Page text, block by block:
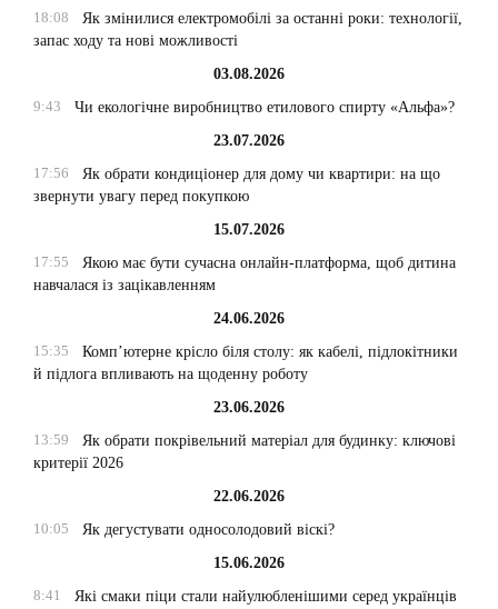
18:08
Як змінилися електромобілі за останні роки: технології,
запас ходу та нові можливості
03.08.2026
9:43
Чи екологічне виробництво етилового спирту «Альфа»?
23.07.2026
17:56
Як обрати кондиціонер для дому чи квартири: на що
звернути увагу перед покупкою
15.07.2026
17:55
Якою має бути сучасна онлайн-платформа, щоб дитина
навчалася із зацікавленням
24.06.2026
15:35
Комп’ютерне крісло біля столу: як кабелі, підлокітники
й підлога впливають на щоденну роботу
23.06.2026
13:59
Як обрати покрівельний матеріал для будинку: ключові
критерії 2026
22.06.2026
10:05
Як дегустувати односолодовий віскі?
15.06.2026
8:41
Які смаки піци стали найулюбленішими серед українців